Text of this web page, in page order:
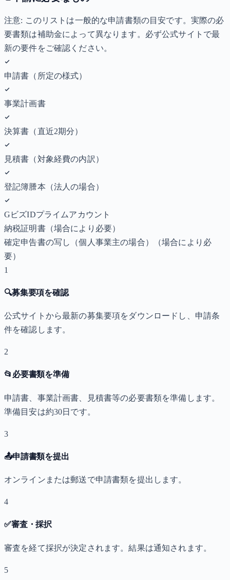
注意: このリストは一般的な申請書類の目安です。実際の必
要書類は補助金によって異なります。必ず公式サイトで最
新の要件をご確認ください。
申請書（所定の様式）
事業計画書
決算書（直近2期分）
見積書（対象経費の内訳）
登記簿謄本（法人の場合）
GビズIDプライムアカウント
納税証明書（場合により必要）
確定申告書の写し（個人事業主の場合）
（場合により必
要）
1
🔍募集要項を確認
公式サイトから最新の募集要項をダウンロードし、申請条
件を確認します。
2
📂 必要書類を準備
申請書、事業計画書、見積書等の必要書類を準備します。
準備目安は約30日です。
3
📤申請書類を提出
オンラインまたは郵送で申請書類を提出します。
4
✅審査・採択
審査を経て採択が決定されます。結果は通知されます。
5